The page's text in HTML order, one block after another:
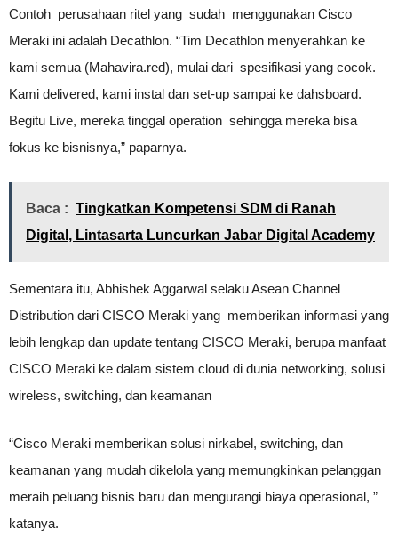
Contoh perusahaan ritel yang sudah menggunakan Cisco
Meraki ini adalah Decathlon. “Tim Decathlon menyerahkan ke
kami semua (Mahavira.red), mulai dari spesifikasi yang cocok.
Kami delivered, kami instal dan set-up sampai ke dahsboard.
Begitu Live, mereka tinggal operation sehingga mereka bisa
fokus ke bisnisnya,” paparnya.
Baca : Tingkatkan Kompetensi SDM di Ranah
Digital, Lintasarta Luncurkan Jabar Digital Academy
Sementara itu, Abhishek Aggarwal selaku Asean Channel
Distribution dari CISCO Meraki yang memberikan informasi yang
lebih lengkap dan update tentang CISCO Meraki, berupa manfaat
CISCO Meraki ke dalam sistem cloud di dunia networking, solusi
wireless, switching, dan keamanan
“Cisco Meraki memberikan solusi nirkabel, switching, dan
keamanan yang mudah dikelola yang memungkinkan pelanggan
meraih peluang bisnis baru dan mengurangi biaya operasional, ”
katanya.